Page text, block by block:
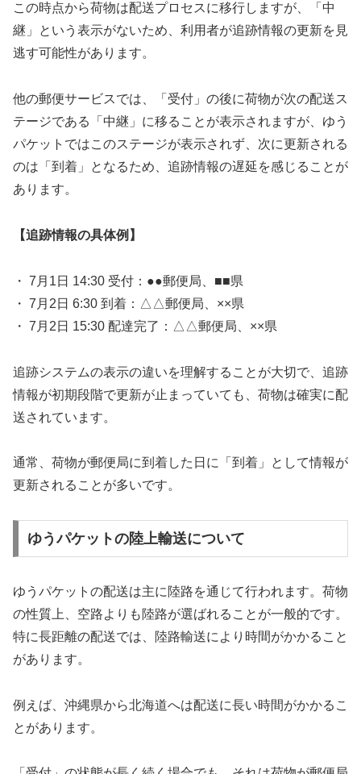
この時点から荷物は配送プロセスに移行しますが、「中
継」という表示がないため、利用者が追跡情報の更新を見
逃す可能性があります。
他の郵便サービスでは、「受付」の後に荷物が次の配送ス
テージである「中継」に移ることが表示されますが、ゆう
パケットではこのステージが表示されず、次に更新される
のは「到着」となるため、追跡情報の遅延を感じることが
あります。
【追跡情報の具体例】
・ 7月1日 14:30 受付：●●郵便局、■■県
・ 7月2日 6:30 到着：△△郵便局、××県
・ 7月2日 15:30 配達完了：△△郵便局、××県
追跡システムの表示の違いを理解することが大切で、追跡
情報が初期段階で更新が止まっていても、荷物は確実に配
送されています。
通常、荷物が郵便局に到着した日に「到着」として情報が
更新されることが多いです。
ゆうパケットの陸上輸送について
ゆうパケットの配送は主に陸路を通じて行われます。荷物
の性質上、空路よりも陸路が選ばれることが一般的です。
特に長距離の配送では、陸路輸送により時間がかかること
があります。
例えば、沖縄県から北海道へは配送に長い時間がかかるこ
とがあります。